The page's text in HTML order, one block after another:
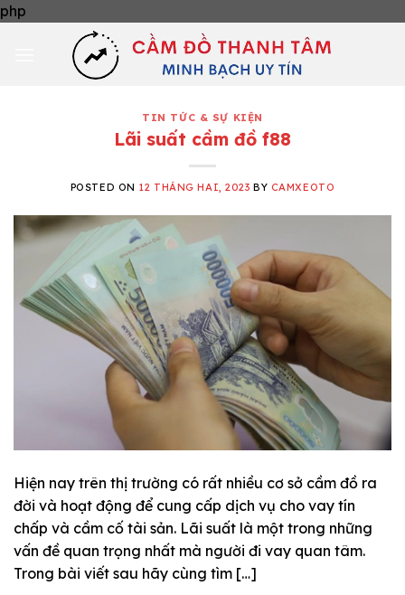
php
content
TIN TỨC & SỰ KIỆN
Lãi suất cầm đồ f88
POSTED ON 12 THÁNG HAI, 2023 BY CAMXEOTO
Hiện nay trên thị trường có rất nhiều cơ sở cầm đồ ra
đời và hoạt động để cung cấp dịch vụ cho vay tín
chấp và cầm cố tài sản. Lãi suất là một trong những
vấn đề quan trọng nhất mà người đi vay quan tâm.
Trong bài viết sau hãy cùng tìm […]